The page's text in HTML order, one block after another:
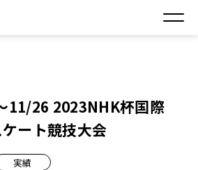
11/26 2023NHK杯国際
ート競技大会
実績